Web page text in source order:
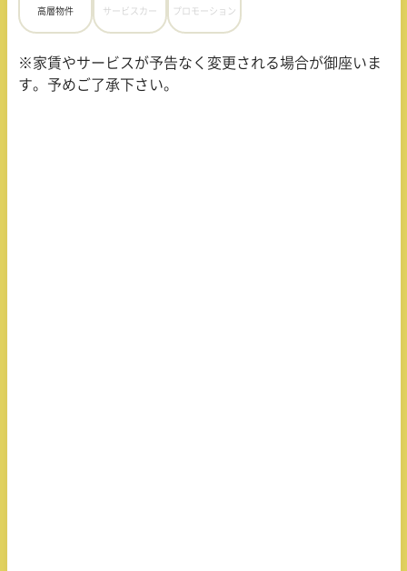
高層物件 サービスカー プロモーション
※家賃やサービスが予告なく変更される場合が御座いま
す。予めご了承下さい。